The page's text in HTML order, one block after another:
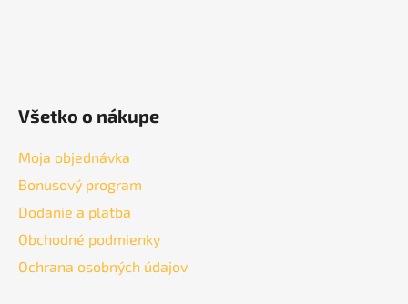
Všetko o nákupe
Moja objednávka
Bonusový program
Dodanie a platba
Obchodné podmienky
Ochrana osobných údajov